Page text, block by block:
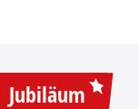
Jubiläum